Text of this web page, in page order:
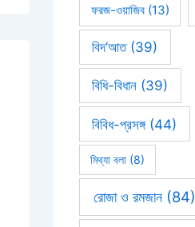
ফরজ-ওয়াজিব(13)
বিদ’আত(39)
বিধি-বিধান (39)
বিবিধ-প্রসঙ্গ(44)
মিথ্যা বলা(8)
রোজা ও রমজান(84)